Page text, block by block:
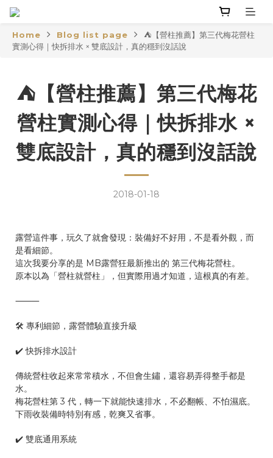
Home Blog list page
⛺【營柱推薦】第三代梅花營柱
實測心得｜快拆排水 × 雙底設計，真的穩到沒話說
⛺【營柱推薦】第三代梅花
營柱實測心得｜快拆排水 ×
雙底設計，真的穩到沒話說
2018-01-18
露營這件事，玩久了就會發現：裝備好不好用，不是看外觀，而
是看細節。
這次我要分享的是 MB露營狂最新推出的 第三代梅花營柱。
原本以為「營柱就營柱」，但實際用過才知道，這根真的有差。
⸻
🛠 專利細節，露營體驗直接升級
✔️ 快拆排水設計
傳統營柱收起來常常積水，不但會生鏽，還容易弄得整手都是
水。
梅花營柱第 3 代，轉一下就能快速排水，不必翻帳、不怕濕底。
下雨收裝備時特別有感，乾爽又省事。
✔️ 雙底通用系統